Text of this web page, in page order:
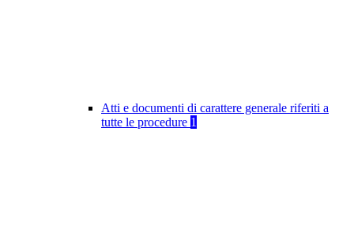
Atti e documenti di carattere generale riferiti a
tutte le procedure 1